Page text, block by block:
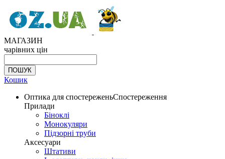
МАГАЗИН
чарівних цін
Кошик
Оптика для спостереженьСпостереження
Прилади
Біноклі
Монокуляри
Підзорні труби
Аксесуари
Штативи